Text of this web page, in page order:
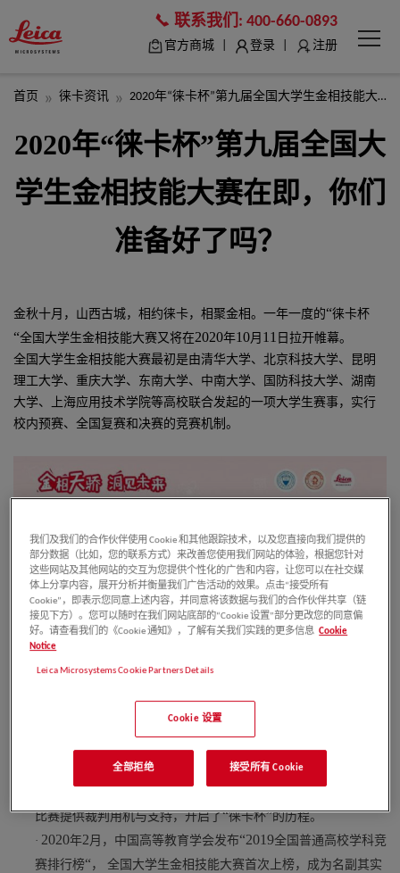
联系我们: 400-660-0893
官方商城 登录 注册
首页 徕卡资讯 2020年“徕卡杯”第九届全国大学生金相技能大赛在即，你们准备好了吗？
2020年“徕卡杯”第九届全国大
学生金相技能大赛在即，你们
准备好了吗？
金秋十月，山西古城，相约徕卡，相聚金相。一年一度的“徕卡杯
“全国大学生金相技能大赛又将在2020年10月 11 日拉开帷幕。
全国大学生金相技能大赛最初是由清华大学、北京科技大学、昆明
理工大学、重庆大学、东南大学、中南大学、国防科技大学、湖南
大学、上海应用技术学院等高校联合发起的一项大学生赛事，实行
校内预赛、全国复赛和决赛的竞赛机制 。
月，教育部高等学校材料类专业教学指导委员会正式
导。自此，全国大学生金相技能大赛成为一项得到教育部有关部
门认可的全国性大学生赛事，已经在国内产生了极大的影响。同
比赛提供裁判用机与支持，开启了“徕卡杯”的历程。
· 2020年2月，中国高等教育学会发布“2019全国普通高校学科竞
赛排行榜“，
全国大学生金相技能大赛首次上榜，成为名副其实
我们及我们的合作伙伴使用 Cookie 和其他跟踪技术，以及您直接向我们提供的
部分数据（比如，您的联系方式）来改善您使用我们网站的体验，根据您针对
这些网站及其他网站的交互为您提供个性化的广告和内容，让您可以在社交媒
体上分享内容，展开分析并衡量我们广告活动的效果。点击“接受所有
Cookie”，即表示您同意上述内容，并同意将该数据与我们的合作伙伴共享（链
接见下方）。您可以随时在我们网站底部的“Cookie 设置”部分更改您的同意偏
好。请查看我们的《Cookie 通知》，了解有关我们实践的更多信息 Cookie
Notice
Leica Microsystems Cookie Partners Details
Cookie 设置
全部拒绝 接受所有 Cookie